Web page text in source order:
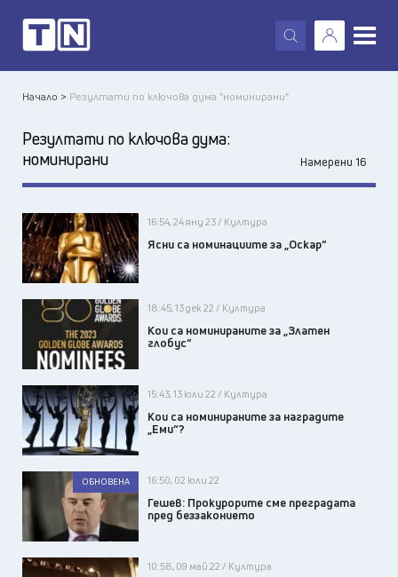
X
Начало > Резултати по ключова дума "номинирани"
Резултати по ключова дума:
номинирани
Намерени 16
16:54, 24 яну 23 / Култура
Ясни са номинациите за „Оскар“
18:45, 13 дек 22 / Култура
Кои са номинираните за „Златен
глобус“
15:43, 13 юли 22 / Култура
Кои са номинираните за наградите
„Еми“?
ОБНОВЕНА 16:50, 02 юли 22
Гешев: Прокурорите сме преградата
пред беззаконието
10:58, 09 май 22 / Култура